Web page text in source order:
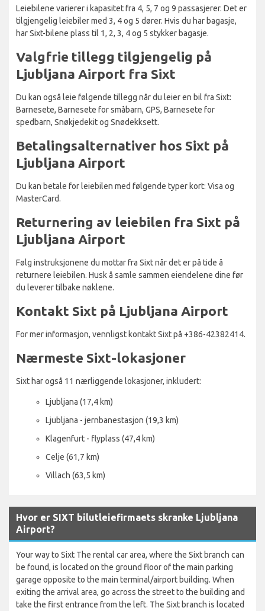
Leiebilene varierer i kapasitet fra 4, 5, 7 og 9 passasjerer. Det er
tilgjengelig leiebiler med 3, 4 og 5 dører. Hvis du har bagasje,
har Sixt-bilene plass til 1, 2, 3, 4 og 5 stykker bagasje.
Valgfrie tillegg tilgjengelig på
Ljubljana Airport fra Sixt
Du kan også leie følgende tillegg når du leier en bil fra Sixt:
Barnesete, Barnesete for småbarn, GPS, Barnesete for
spedbarn, Snøkjedekit og Snødekksett.
Betalingsalternativer hos Sixt på
Ljubljana Airport
Du kan betale for leiebilen med følgende typer kort: Visa og
MasterCard.
Returnering av leiebilen fra Sixt på
Ljubljana Airport
Følg instruksjonene du mottar fra Sixt når det er på tide å
returnere leiebilen. Husk å samle sammen eiendelene dine før
du leverer tilbake nøklene.
Kontakt Sixt på Ljubljana Airport
For mer informasjon, vennligst kontakt Sixt på +386-42382414.
Nærmeste Sixt-lokasjoner
Sixt har også 11 nærliggende lokasjoner, inkludert:
Ljubljana (17,4 km)
Ljubljana - jernbanestasjon (19,3 km)
Klagenfurt - flyplass (47,4 km)
Celje (61,7 km)
Villach (63,5 km)
Hvor er SIXT bilutleiefirmaets skranke Ljubljana
Airport?
Your way to Sixt The rental car area, where the Sixt branch can
be found, is located on the ground floor of the main parking
garage opposite to the main terminal/airport building. When
exiting the arrival area, go across the street to the building and
take the first entrance from the left. The Sixt branch is located